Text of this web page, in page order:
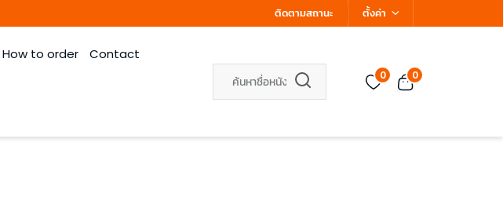
ติดตามสถานะ ตั้งค่า
How to order Contact
0 0